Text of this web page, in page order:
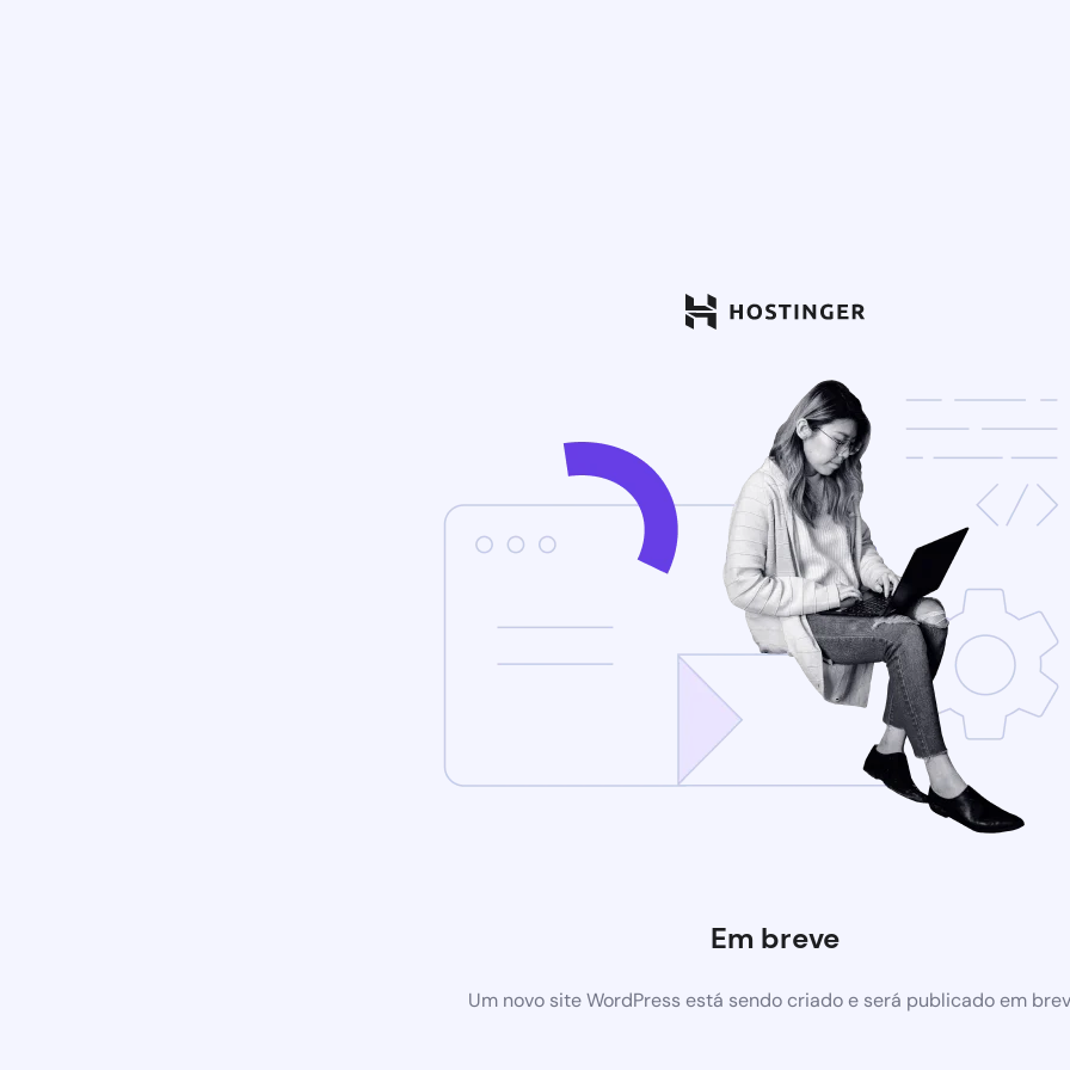
Em breve
Um novo site WordPress está sendo criado e será publicado em